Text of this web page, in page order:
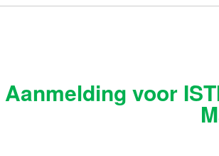
Aanmelding voor